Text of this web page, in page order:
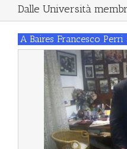
Dalle Università
A Baires Francesco